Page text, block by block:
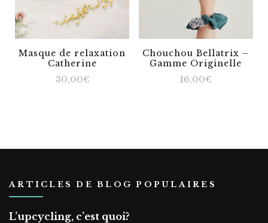
Masque de relaxation
Catherine
30,00€
Chouchou Bellatrix –
Gamme Originelle
16,00€
ARTICLES DE BLOG POPULAIRES
L’upcycling, c’est quoi?